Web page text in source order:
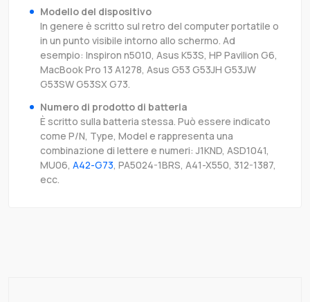
Modello del dispositivo
In genere è scritto sul retro del computer portatile o
in un punto visibile intorno allo schermo. Ad
esempio: Inspiron n5010, Asus K53S, HP Pavilion G6,
MacBook Pro 13 A1278, Asus G53 G53JH G53JW
G53SW G53SX G73.
Numero di prodotto di batteria
È scritto sulla batteria stessa. Può essere indicato
come P/N, Type, Model e rappresenta una
combinazione di lettere e numeri: J1KND, ASD1041,
MU06, A42-G73, PA5024-1BRS, A41-X550, 312-1387,
ecc.